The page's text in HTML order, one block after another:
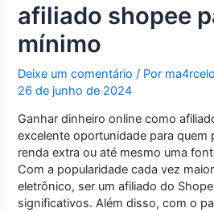
afiliado shopee
mínimo
Deixe um comentário / Por
26 de junho de 2024
Ganhar dinheiro online como
excelente oportunidade para quem
renda extra ou até mesmo uma
Com a popularidade cada vez
eletrônico, ser um afiliado do
significativos. Além disso, com o